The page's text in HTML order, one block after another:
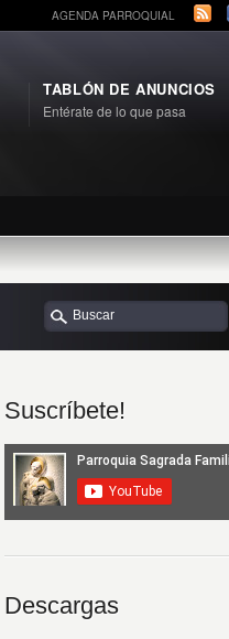
AGENDA PARROQUIAL
TABLÓN DE ANUNCIOS
Entérate de lo que pasa
Suscríbete!
Descargas